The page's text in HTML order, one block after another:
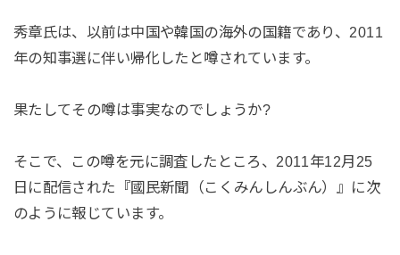
秀章氏は、以前は中国や韓国の海外の国籍であり、2011
年の知事選に伴い帰化したと噂されています。
果たしてその噂は事実なのでしょうか?
そこで、この噂を元に調査したところ、2011年12月25
日に配信された『國民新聞（こくみんしんぶん）』に次
のように報じています。